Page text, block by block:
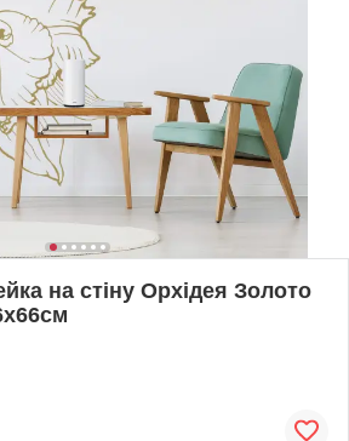
на стіну Орхідея Золото